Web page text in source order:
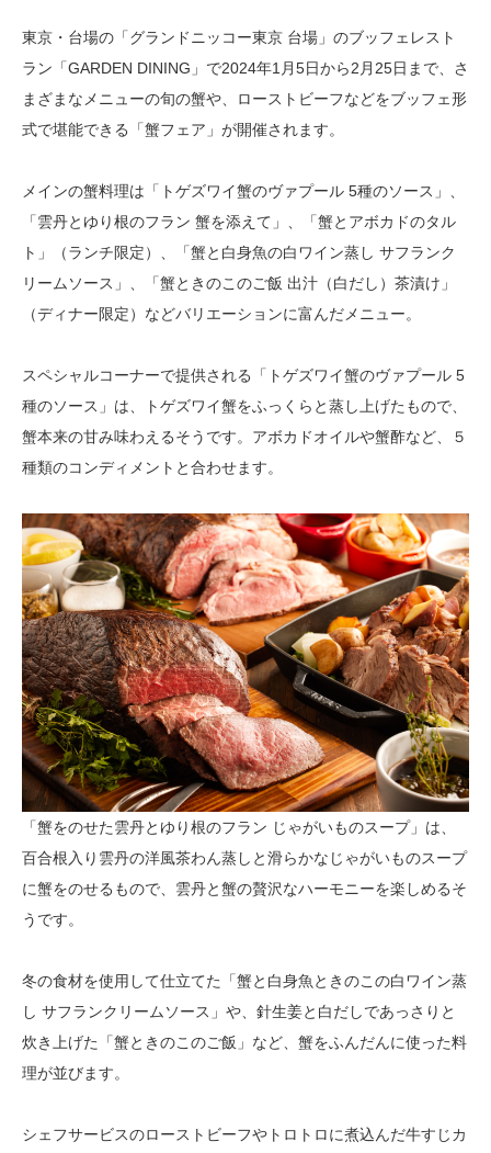
東京・台場の「グランドニッコー東京 台場」のブッフェレスト
ラン「GARDEN DINING」で2024年1月5日から2月25日まで、さ
まざまなメニューの旬の蟹や、ローストビーフなどをブッフェ形
式で堪能できる「蟹フェア」が開催されます。
メインの蟹料理は「トゲズワイ蟹のヴァプール 5種のソース」、
「雲丹とゆり根のフラン 蟹を添えて」、「蟹とアボカドのタル
ト」（ランチ限定）、「蟹と白身魚の白ワイン蒸し サフランク
リームソース」、「蟹ときのこのご飯 出汁（白だし）茶漬け」
（ディナー限定）などバリエーションに富んだメニュー。
スペシャルコーナーで提供される「トゲズワイ蟹のヴァプール 5
種のソース」は、トゲズワイ蟹をふっくらと蒸し上げたもので、
蟹本来の甘み味わえるそうです。アボカドオイルや蟹酢など、５
種類のコンディメントと合わせます。
「蟹をのせた雲丹とゆり根のフラン じゃがいものスープ」は、
百合根入り雲丹の洋風茶わん蒸しと滑らかなじゃがいものスープ
に蟹をのせるもので、雲丹と蟹の贅沢なハーモニーを楽しめるそ
うです。
冬の食材を使用して仕立てた「蟹と白身魚ときのこの白ワイン蒸
し サフランクリームソース」や、針生姜と白だしであっさりと
炊き上げた「蟹ときのこのご飯」など、蟹をふんだんに使った料
理が並びます。
シェフサービスのローストビーフやトロトロに煮込んだ牛すじカ